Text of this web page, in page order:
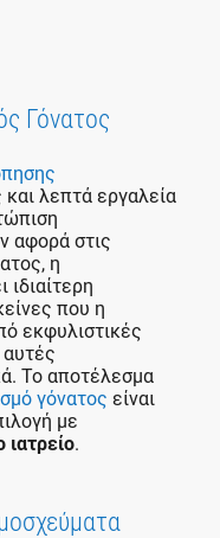
Γόνατος
και λεπτά εργαλεία
αφορά στις
η
που η
εκφυλιστικές
αυτές
Το αποτέλεσμα
γόνατος είναι
με
.